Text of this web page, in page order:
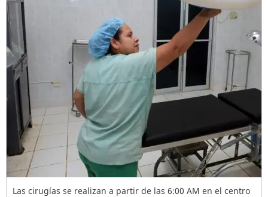
Las cirugías se realizan a partir de las 6:00 AM en el centro